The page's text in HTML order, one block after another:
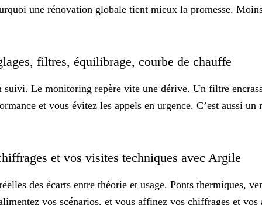
une rénovation globale tient mieux la promesse.
filtres, équilibrage, courbe de chauffe
Le monitoring repère vite une dérive. Un filtre
et vous évitez les appels en urgence. C’est aussi
et vos visites techniques avec Argile
des écarts entre théorie et usage. Ponts thermiques,
vos scénarios, et vous affinez vos chiffrages et